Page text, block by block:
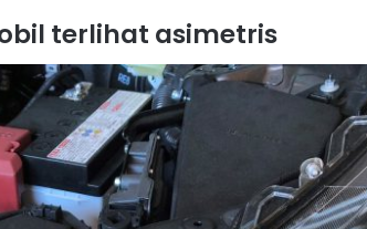
terlihat asimetris